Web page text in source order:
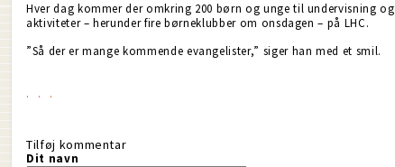
Hver dag kommer der omkring 200 børn og unge til undervisning og
aktiviteter – herunder fire børneklubber om onsdagen – på LHC.
”Så der er mange kommende evangelister,” siger han med et smil.
Tilføj kommentar
Dit navn